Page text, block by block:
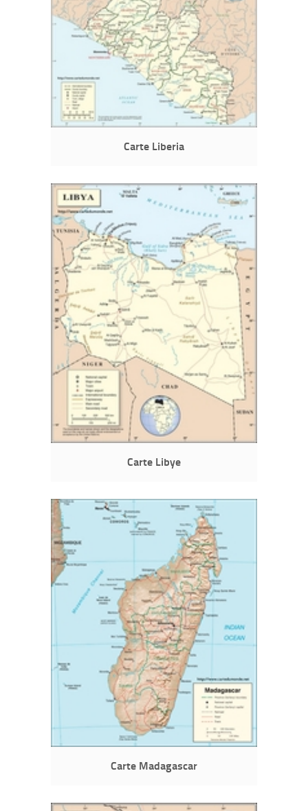
Carte Liberia
Carte Libye
Carte Madagascar